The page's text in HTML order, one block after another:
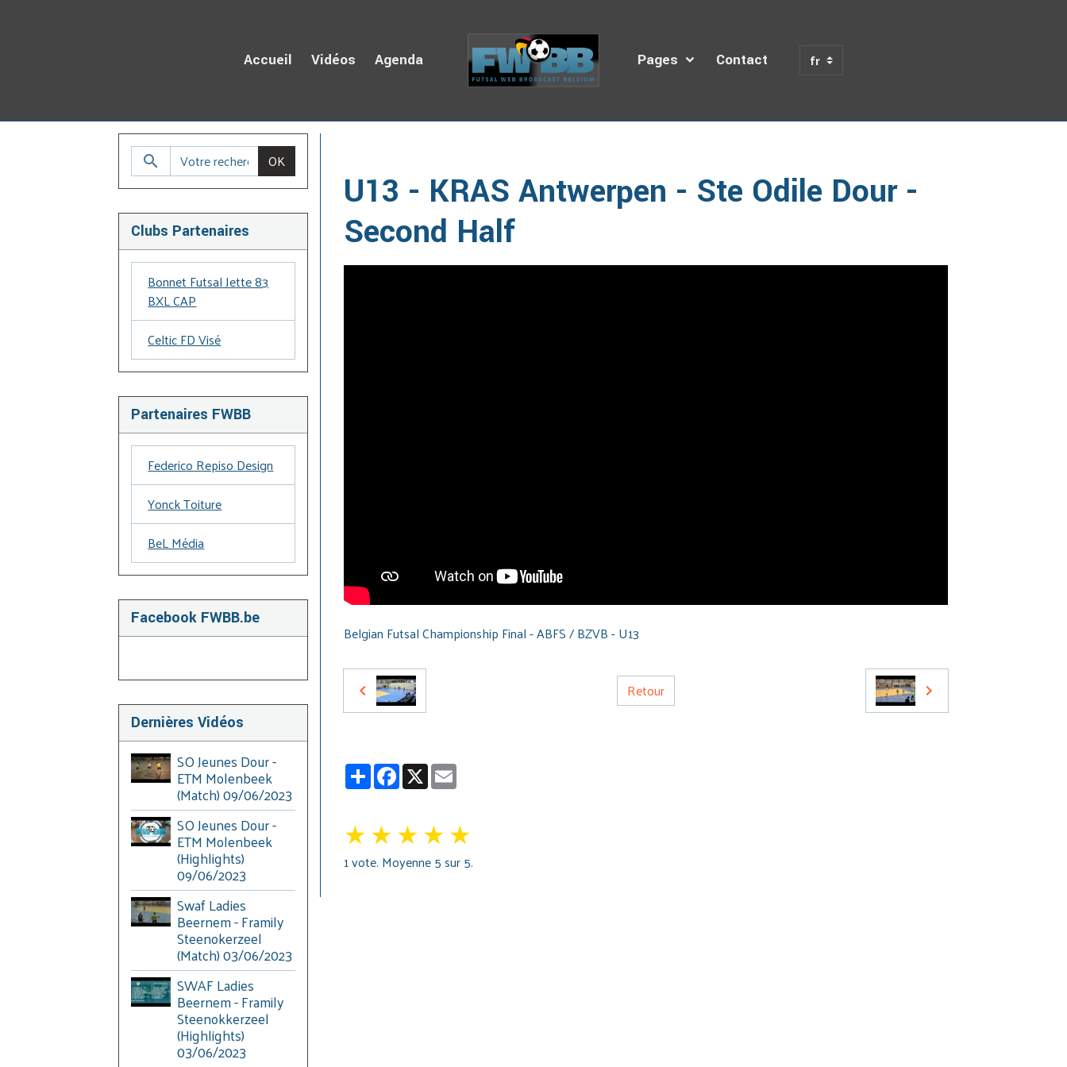
Accueil Vidéos Agenda Pages Contact
U13 - KRAS Antwerpen - Ste Odile Dour -
Second Half
Belgian Futsal Championship Final - ABFS / BZVB - U13
Retour
PartagerFacebook
X
★★★★★
1vote. Moyenne5sur 5.
OK
Clubs Partenaires
Bonnet Futsal Jette 83
BXL CAP
Celtic FD Visé
Partenaires FWBB
Federico Repiso Design
Yonck Toiture
BeL Média
Facebook FWBB.be
Dernières Vidéos
SO Jeunes Dour -
ETM Molenbeek
(Match) 09/06/2023
SO Jeunes Dour -
ETM Molenbeek
(Highlights)
09/06/2023
Swaf Ladies
Beernem - Framily
Steenokerzeel
(Match) 03/06/2023
SWAF Ladies
Beernem - Framily
Steenokkerzeel
(Highlights)
03/06/2023